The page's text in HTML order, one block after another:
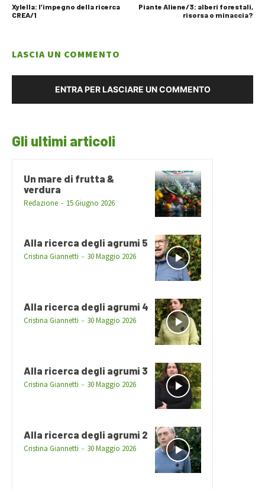
Xylella: l’impegno della ricerca
CREA/1
Piante Aliene/3: alberi forestali,
risorsa o minaccia?
LASCIA UN COMMENTO
ENTRA PER LASCIARE UN COMMENTO
Gli ultimi articoli
Un mare di frutta &
verdura
Redazione - 15 Giugno 2026
Alla ricerca degli agrumi 5
Cristina Giannetti - 30 Maggio 2026
Alla ricerca degli agrumi 4
Cristina Giannetti - 30 Maggio 2026
Alla ricerca degli agrumi 3
Cristina Giannetti - 30 Maggio 2026
Alla ricerca degli agrumi 2
Cristina Giannetti - 30 Maggio 2026